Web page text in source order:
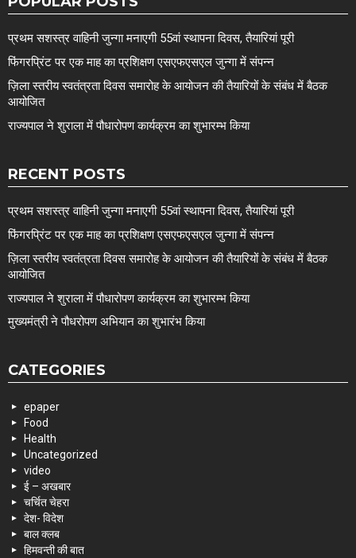
प्रथम सशस्त्र वाहिनी जुन्गा मनाएगी 55वां स्थापना दिवस, तैयारियां पूरी
फिंगरप्रिंट पर एक माह का प्रशिक्षण एसएफएसएल जुन्गा में संपन्न
ज़िला स्तरीय स्वतंत्रता दिवस समारोह के आयोजन की तैयारियों के संबंध में बैठक
आयोजित
राज्यपाल ने शुराला में पौधारोपण कार्यक्रम का शुभारम्भ किया
RECENT POSTS
प्रथम सशस्त्र वाहिनी जुन्गा मनाएगी 55वां स्थापना दिवस, तैयारियां पूरी
फिंगरप्रिंट पर एक माह का प्रशिक्षण एसएफएसएल जुन्गा में संपन्न
ज़िला स्तरीय स्वतंत्रता दिवस समारोह के आयोजन की तैयारियों के संबंध में बैठक
आयोजित
राज्यपाल ने शुराला में पौधारोपण कार्यक्रम का शुभारम्भ किया
मुख्यमंत्री ने पौधरोपण अभियान का शुभारंभ किया
CATEGORIES
epaper
Food
Health
Uncategorized
video
ई – अखबार
चर्चित चेहरा
देश- विदेश
बाल क्लब
हिमवन्ती की बात